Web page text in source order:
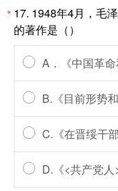
* 17. 1948年4月，毛
的著作是（）
A．《中国革命
B.《目前形势
C.《在晋绥干
D.《<共产党人